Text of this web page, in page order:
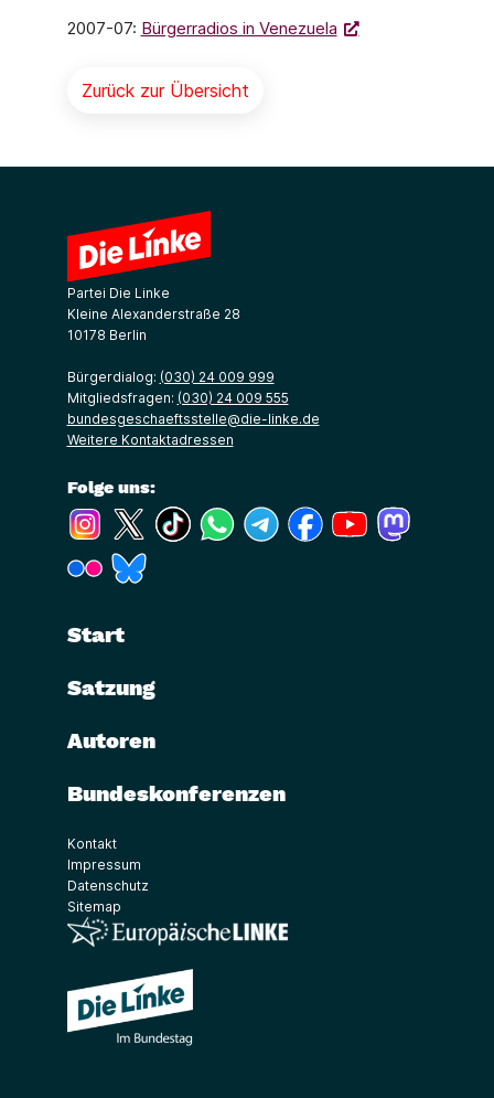
2007-07: Bürgerradios in Venezuela
Zurück zur Übersicht
Partei Die Linke
Kleine Alexanderstraße 28
10178 Berlin
Bürgerdialog: (030) 24 009 999
Mitgliedsfragen: (030) 24 009 555
bundesgeschaeftsstelle@die-linke.de
Weitere Kontaktadressen
Folge uns:
(Link öffnet ein neues Fenster)
(Link öffnet ein neues Fenster)
(Link öffnet ein neues Fenster)
(Link öffnet ein neues Fenster)
(Link öffnet ein neues Fenster)
(Link öffnet ein neues
(Link öffnet ein
(Link öffnet ein neues Fenster)
Start
Satzung
Autoren
Bundeskonferenzen
Kontakt
Impressum
Datenschutz
Sitemap
(Link öffnet ein neues Fenster)